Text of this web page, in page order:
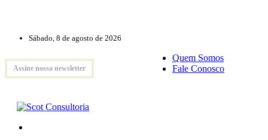
Sábado, 8 de agosto de 2026
Assine nossa newsletter
Quem Somos
Fale Conosco